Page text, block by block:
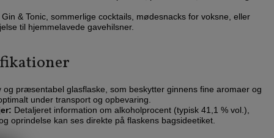
Gin & Tonic, sommerlige cocktails, mødesnacks for voksne, eller
til hjemmelavede gavehilsner.
og præsentabel glasflaske, som beskytter ginnens fine aromaer og
under transport og opbevaring.
Detaljeret information om alkoholprocent (typisk 41,1 % vol.),
oprindelse kan ses direkte på flaskens bagsideetiket.